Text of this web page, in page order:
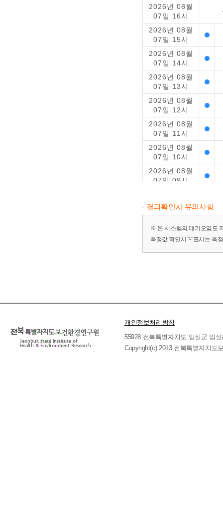
2026년 08월
07일 16시
2026년 08월
07일 15시
2026년 08월
07일 14시
2026년 08월
07일 13시
2026년 08월
07일 12시
2026년 08월
07일 11시
2026년 08월
07일 10시
2026년 08월
07일 09시
07일 08시
2026년 08월
07일 07시
2026년 08월
07일 06시
07일 03시
2026년 08월
07일 02시
- 결과확인시 유의사항
※ 본 시스템의 대기오염도
측정값 확인시 "-"표시는 측
개인정보처리방침
55928 전북특별자치도 임실군 임
Copyright(c) 2013 전북특별자치도